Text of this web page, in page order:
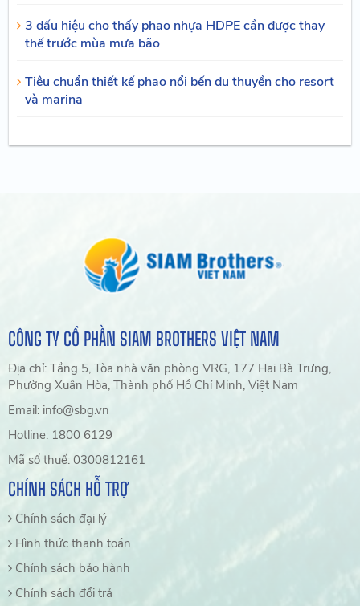
3 dấu hiệu cho thấy phao nhựa HDPE cần được thay
thế trước mùa mưa bão
Tiêu chuẩn thiết kế phao nổi bến du thuyền cho resort
và marina
CÔNG TY CỔ PHẦN SIAM BROTHERS VIỆT NAM
Địa chỉ: Tầng 5, Tòa nhà văn phòng VRG, 177 Hai Bà Trưng,
Phường Xuân Hòa, Thành phố Hồ Chí Minh, Việt Nam
Email: info@sbg.vn
Hotline: 1800 6129
Mã số thuế: 0300812161
CHÍNH SÁCH HỖ TRỢ
Chính sách đại lý
Hình thức thanh toán
Chính sách bảo hành
Chính sách đổi trả